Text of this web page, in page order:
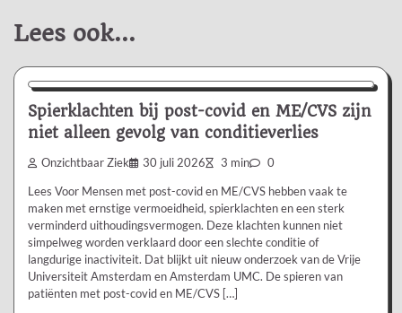
Lees ook...
Nieuws/Informatie
Spierklachten bij post-covid en ME/CVS zijn
niet alleen gevolg van conditieverlies
Onzichtbaar Ziek 30 juli 2026 3 min 0
Lees Voor Mensen met post-covid en ME/CVS hebben vaak te
maken met ernstige vermoeidheid, spierklachten en een sterk
verminderd uithoudingsvermogen. Deze klachten kunnen niet
simpelweg worden verklaard door een slechte conditie of
langdurige inactiviteit. Dat blijkt uit nieuw onderzoek van de Vrije
Universiteit Amsterdam en Amsterdam UMC. De spieren van
patiënten met post-covid en ME/CVS […]